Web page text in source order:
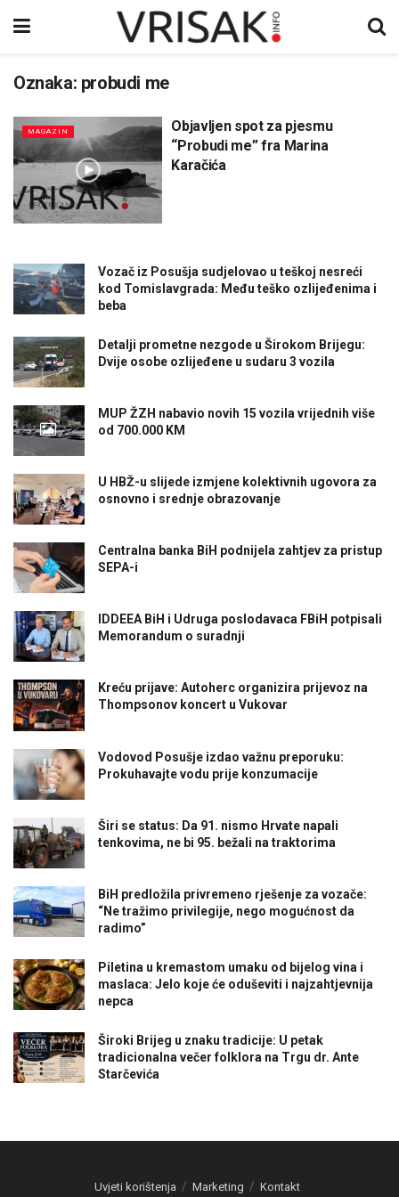
Oznaka: probudi me
MAGAZIN
Objavljen spot za pjesmu
“Probudi me” fra Marina
Karačića
Vozač iz Posušja sudjelovao u teškoj nesreći
kod Tomislavgrada: Među teško ozlijeđenima i
beba
Detalji prometne nezgode u Širokom Brijegu:
Dvije osobe ozlijeđene u sudaru 3 vozila
MUP ŽZH nabavio novih 15 vozila vrijednih više
od 700.000 KM
U HBŽ-u slijede izmjene kolektivnih ugovora za
osnovno i srednje obrazovanje
Centralna banka BiH podnijela zahtjev za pristup
SEPA-i
IDDEEA BiH i Udruga poslodavaca FBiH potpisali
Memorandum o suradnji
Kreću prijave: Autoherc organizira prijevoz na
Thompsonov koncert u Vukovar
Vodovod Posušje izdao važnu preporuku:
Prokuhavajte vodu prije konzumacije
Širi se status: Da 91. nismo Hrvate napali
tenkovima, ne bi 95. bežali na traktorima
BiH predložila privremeno rješenje za vozače:
“Ne tražimo privilegije, nego mogućnost da
radimo”
Piletina u kremastom umaku od bijelog vina i
maslaca: Jelo koje će oduševiti i najzahtjevnija
nepca
Široki Brijeg u znaku tradicije: U petak
tradicionalna večer folklora na Trgu dr. Ante
Starčevića
Uvjeti korištenja Marketing Kontakt